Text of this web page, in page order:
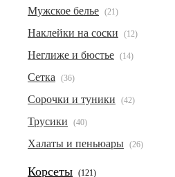
Мужское белье (21)
Наклейки на соски (12)
Неглиже и бюстье (14)
Сетка (36)
Сорочки и туники (42)
Трусики (40)
Халаты и пеньюары (26)
Корсеты (121)